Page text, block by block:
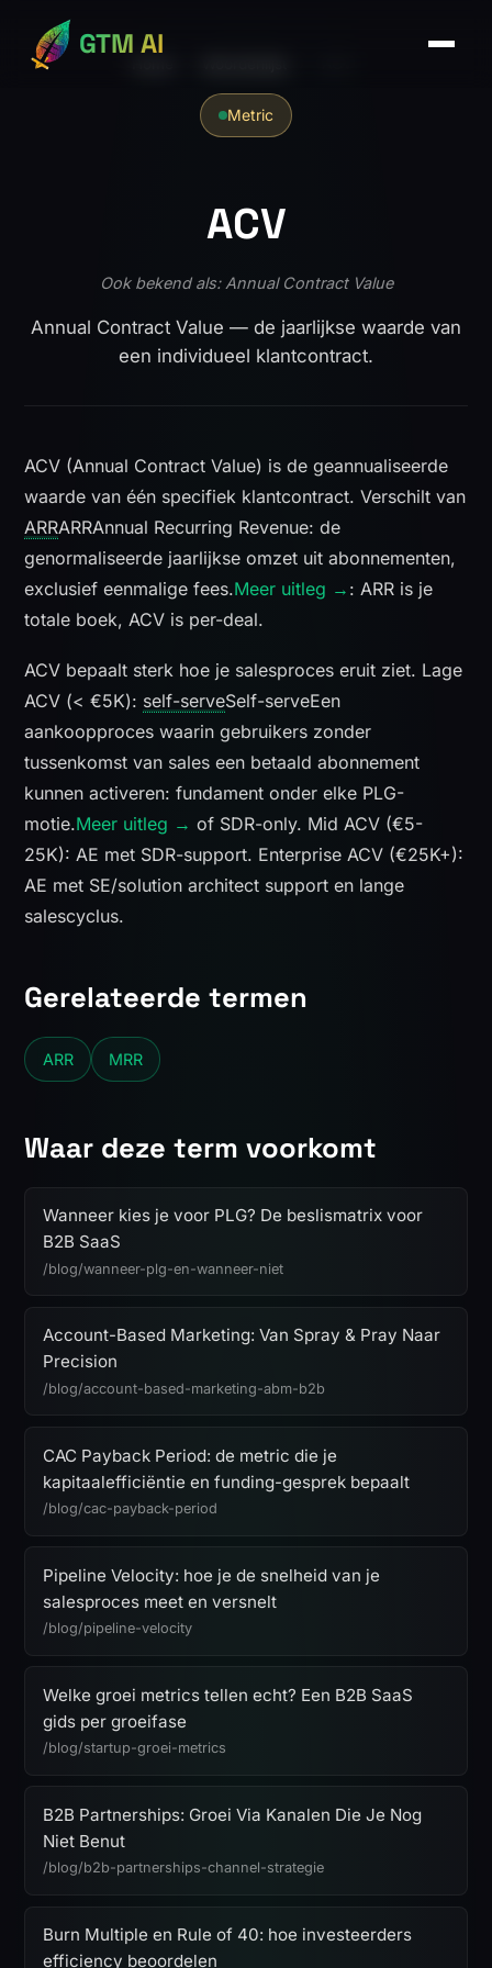
GTM AI
Metric
ACV
Ook bekend als: Annual Contract Value
Annual Contract Value — de jaarlijkse waarde van
een individueel klantcontract.
ACV (Annual Contract Value) is de geannualiseerde
waarde van één specifiek klantcontract. Verschilt van
ARRARRAnnual Recurring Revenue: de
genormaliseerde jaarlijkse omzet uit abonnementen,
exclusief eenmalige fees.Meer uitleg → : ARR is je
totale boek, ACV is per-deal.
ACV bepaalt sterk hoe je salesproces eruit ziet. Lage
ACV (< €5K): self-serveSelf-serveEen
aankoopproces waarin gebruikers zonder
tussenkomst van sales een betaald abonnement
kunnen activeren: fundament onder elke PLG-
motie.Meer uitleg → of SDR-only. Mid ACV (€5-
25K): AE met SDR-support. Enterprise ACV (€25K+):
AE met SE/solution architect support en lange
salescyclus.
Gerelateerde termen
ARR MRR
Waar deze term voorkomt
Wanneer kies je voor PLG? De beslismatrix voor
B2B SaaS
/blog/wanneer-plg-en-wanneer-niet
Account-Based Marketing: Van Spray & Pray Naar
Precision
/blog/account-based-marketing-abm-b2b
CAC Payback Period: de metric die je
kapitaalefficiëntie en funding-gesprek bepaalt
/blog/cac-payback-period
Pipeline Velocity: hoe je de snelheid van je
salesproces meet en versnelt
/blog/pipeline-velocity
Welke groei metrics tellen echt? Een B2B SaaS
gids per groeifase
/blog/startup-groei-metrics
B2B Partnerships: Groei Via Kanalen Die Je Nog
Niet Benut
/blog/b2b-partnerships-channel-strategie
Burn Multiple en Rule of 40: hoe investeerders
efficiency beoordelen